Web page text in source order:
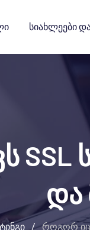
Სიახლეები
SSL
და
/ როგორ